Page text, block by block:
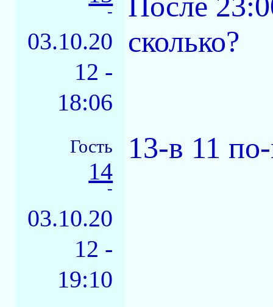
-
03.10.20
12 -
18:06
сколько?
Гость
14
-
03.10.20
12 -
19:10
13-в 11